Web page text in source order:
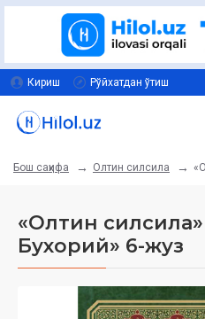
Кириш Рўйхатдан ўтиш
Бош саҳифа Олтин силсила
«Олтин силсила»
Бухорий» 6-жуз